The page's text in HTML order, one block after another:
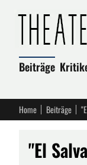
Beiträge
Home Beiträge
"El